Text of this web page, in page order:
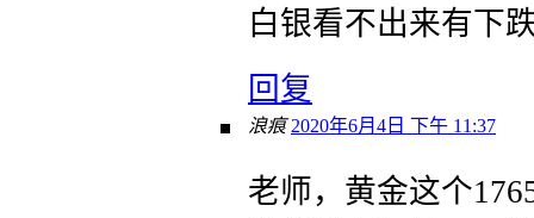
白银看不出来有下
回复
浪痕 2020年6月4日 下午 11:37
老师，黄金这个